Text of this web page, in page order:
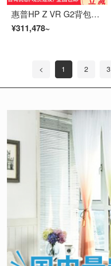
惠普HP Z VR G2背包式工作站高性能VR便携游戏主机大空间走动移动肩背电脑一体机[国行] HP Z VR G2+VIVE Pro1.0套装
¥311,478~
< 1 2 3